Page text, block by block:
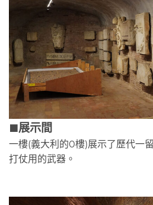
🟫展示間
一樓(義大利的0樓)展示了歷代一
打仗用的武器。